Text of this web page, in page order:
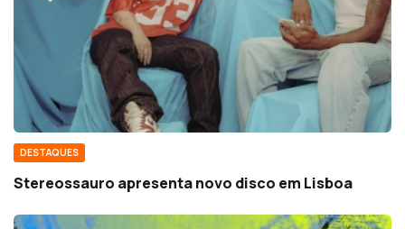
DESTAQUES
Stereossauro apresenta novo disco em Lisboa